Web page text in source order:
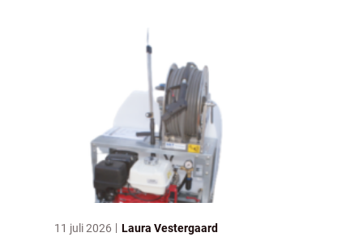
11 juli 2026 Laura Vestergaard